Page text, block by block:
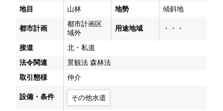
地目 山林 地勢 傾斜地
都市計画
都市計画区
域外
用途地域 ・・・
接道
北・私道
法令関連
景観法 森林法
取引態様
仲介
設備・条件 その他水道